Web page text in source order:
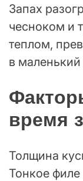
Запах
чесноком и
теплом,
в
время
Толщина
Тонкое филе